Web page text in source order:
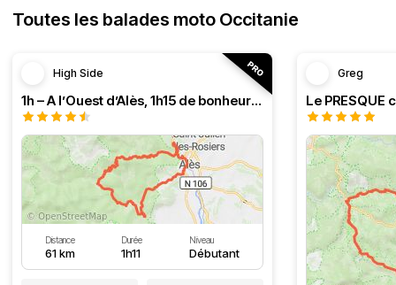
Toutes les balades moto Occitanie
High Side
1h – A l’Ouest d’Alès, 1h15 de bonheur (HSRF23)
Distance
61 km
Durée
1h11
Niveau
Débutant
Greg